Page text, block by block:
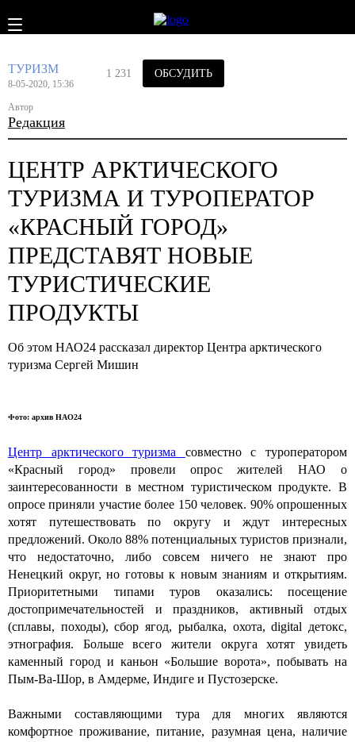
ТУРИЗМ
8-05-2020, 15:36
Автор
Редакция
1 231 ОБСУДИТЬ
ЦЕНТР АРКТИЧЕСКОГО
ТУРИЗМА И ТУРОПЕРАТОР
«КРАСНЫЙ ГОРОД»
ПРЕДСТАВЯТ НОВЫЕ
ТУРИСТИЧЕСКИЕ
ПРОДУКТЫ
Об этом НАО24 рассказал директор Центра арктического
туризма Сергей Мишин
Фото: архив НАО24
Центр арктического туризма совместно с туроператором
«Красный город» провели опрос жителей НАО о
заинтересованности в местном туристическом продукте. В
опросе приняли участие более 150 человек. 90% опрошенных
хотят путешествовать по округу и ждут интересных
предложений. Около 88% потенциальных туристов признали,
что недостаточно, либо совсем ничего не знают про
Ненецкий округ, но готовы к новым знаниям и открытиям.
Приоритетными типами туров оказались: посещение
достопримечательностей и праздников, активный отдых
(сплавы, походы), сбор ягод, рыбалка, охота, digital детокс,
этнография. Больше всего жители округа хотят увидеть
каменный город и каньон «Большие ворота», побывать на
Пым-Ва-Шор, в Амдерме, Индиге и Пустозерске.
Важными составляющими тура для многих являются
комфортное проживание, питание, разумная цена, наличие